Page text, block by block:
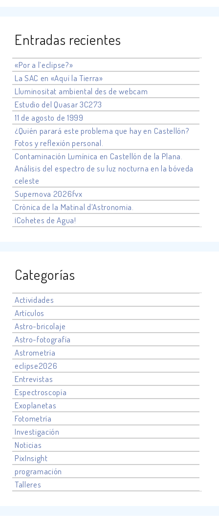
Entradas recientes
«Por a l’eclipse?»
La SAC en «Aquí la Tierra»
Lluminositat ambiental des de webcam
Estudio del Quasar 3C273
11 de agosto de 1999
¿Quién parará este problema que hay en Castellón?
Fotos y reflexión personal.
Contaminación Lumínica en Castellón de la Plana.
Análisis del espectro de su luz nocturna en la bóveda
celeste
Supernova 2026fvx
Crònica de la Matinal d’Astronomia.
¡Cohetes de Agua!
Categorías
Actividades
Artículos
Astro-bricolaje
Astro-fotografía
Astrometría
eclipse2026
Entrevistas
Espectroscopía
Exoplanetas
Fotometría
Investigación
Noticias
PixInsight
programación
Talleres